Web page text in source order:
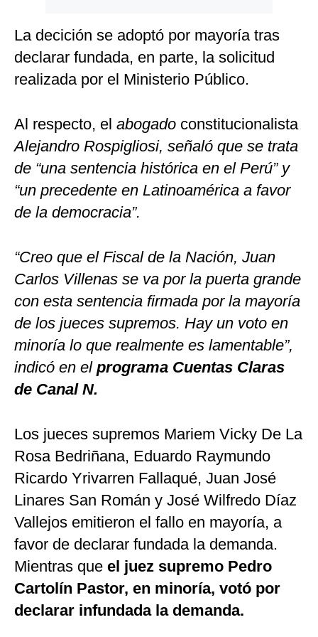
La decición se adoptó por mayoría tras
declarar fundada, en parte, la solicitud
realizada por el Ministerio Público.
Al respecto, el abogado constitucionalista
Alejandro Rospigliosi, señaló que se trata
de “una sentencia histórica en el Perú” y
“un precedente en Latinoamérica a favor
de la democracia”.
“Creo que el Fiscal de la Nación, Juan
Carlos Villenas se va por la puerta grande
con esta sentencia firmada por la mayoría
de los jueces supremos. Hay un voto en
minoría lo que realmente es lamentable”,
indicó en el programa Cuentas Claras
de Canal N.
Los jueces supremos Mariem Vicky De La
Rosa Bedriñana, Eduardo Raymundo
Ricardo Yrivarren Fallaqué, Juan José
Linares San Román y José Wilfredo Díaz
Vallejos emitieron el fallo en mayoría, a
favor de declarar fundada la demanda.
Mientras que el juez supremo Pedro
Cartolín Pastor, en minoría, votó por
declarar infundada la demanda.